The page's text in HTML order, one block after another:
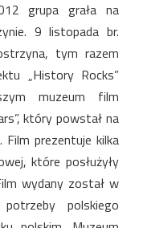
grupa grała na
9 listopada br.
tym razem
„History Rocks”
muzeum film
który powstał na
prezentuje kilka
które posłużyły
wydany został w
polskiego